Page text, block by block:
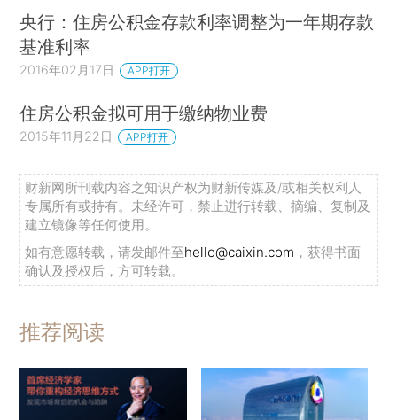
央行：住房公积金存款利率调整为一年期存款
基准利率
2016年02月17日 APP打开
住房公积金拟可用于缴纳物业费
2015年11月22日 APP打开
财新网所刊载内容之知识产权为财新传媒及/或相关权利人
专属所有或持有。未经许可，禁止进行转载、摘编、复制及
建立镜像等任何使用。
如有意愿转载，请发邮件至hello@caixin.com ，获得书面
确认及授权后，方可转载。
推荐阅读